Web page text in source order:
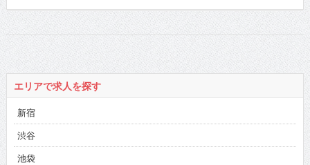
エリアで求人を探す
新宿
渋谷
池袋